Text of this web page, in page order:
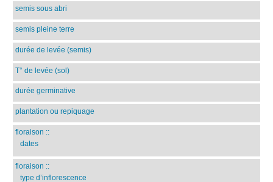
semis sous abri
semis pleine terre
durée de levée (semis)
T° de levée (sol)
durée germinative
plantation ou repiquage
floraison ::
dates
floraison ::
type d’inflorescence